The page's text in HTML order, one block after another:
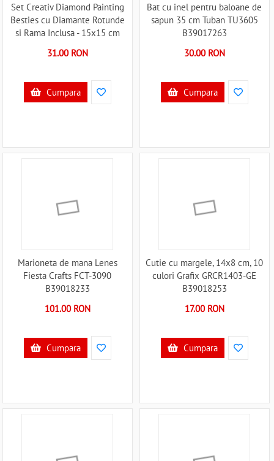
Set Creativ Diamond Painting
Besties cu Diamante Rotunde
si Rama Inclusa - 15x15 cm
31.00 RON
Cumpara
Bat cu inel pentru baloane de
sapun 35 cm Tuban TU3605
B39017263
30.00 RON
Cumpara
Marioneta de mana Lenes
Fiesta Crafts FCT-3090
B39018233
101.00 RON
Cumpara
Cutie cu margele, 14x8 cm, 10
culori Grafix GRCR1403-GE
B39018253
17.00 RON
Cumpara